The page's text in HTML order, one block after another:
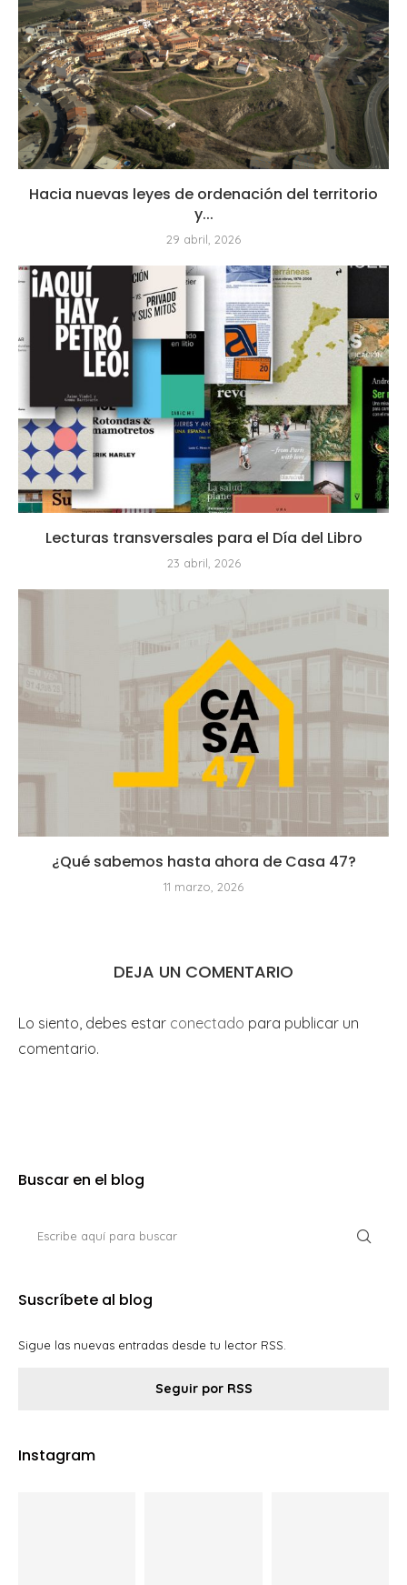
Hacia nuevas leyes de ordenación del territorio
y...
29 abril, 2026
Lecturas transversales para el Día del Libro
23 abril, 2026
¿Qué sabemos hasta ahora de Casa 47?
11 marzo, 2026
DEJA UN COMENTARIO
Lo siento, debes estar conectado para publicar un
comentario.
Buscar en el blog
Suscríbete al blog
Sigue las nuevas entradas desde tu lector RSS.
Seguir por RSS
Instagram